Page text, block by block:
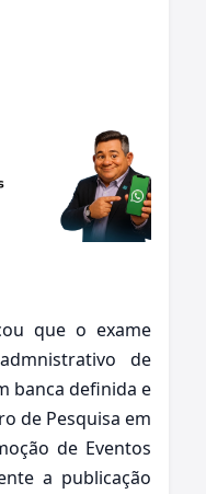
que o exame
de
banca definida e
de Pesquisa em
de Eventos
a publicação